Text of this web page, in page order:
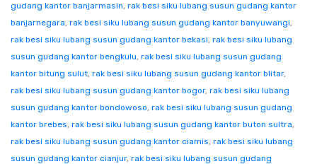
gudang kantor banjarmasin, rak besi siku lubang susun gudang kantor
banjarnegara, rak besi siku lubang susun gudang kantor banyuwangi,
rak besi siku lubang susun gudang kantor bekasi, rak besi siku lubang
susun gudang kantor bengkulu, rak besi siku lubang susun gudang
kantor bitung sulut, rak besi siku lubang susun gudang kantor blitar,
rak besi siku lubang susun gudang kantor bogor, rak besi siku lubang
susun gudang kantor bondowoso, rak besi siku lubang susun gudang
kantor brebes, rak besi siku lubang susun gudang kantor buton sultra,
rak besi siku lubang susun gudang kantor ciamis, rak besi siku lubang
susun gudang kantor cianjur, rak besi siku lubang susun gudang